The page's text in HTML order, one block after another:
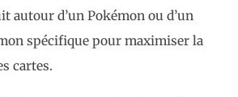
autour d’un Pokémon ou d’un
spécifique pour maximiser la
cartes.